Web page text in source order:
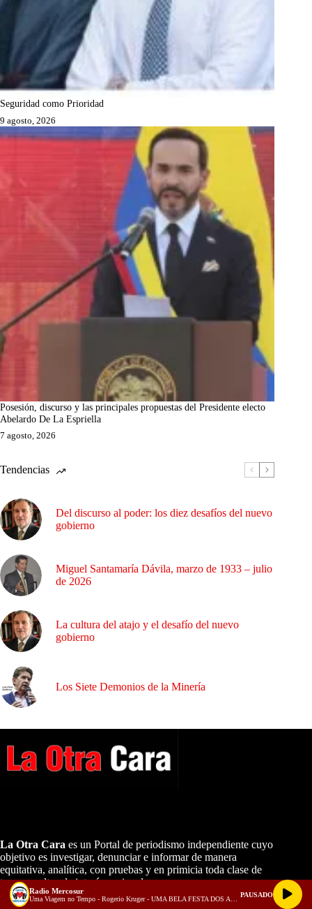
Seguridad como Prioridad
9 agosto, 2026
Posesión, discurso y las principales propuestas del Presidente electo
Abelardo De La Espriella
7 agosto, 2026
Tendencias
Del discurso al poder: los diez desafíos del nuevo
gobierno
Miguel Santamaría Dávila, marzo de 1933 – julio
de 2026
La cultura del atajo y el desafío del nuevo
gobierno
Los Siete Demonios de la Minería
La Otra Cara es un Portal de periodismo independiente cuyo
objetivo es investigar, denunciar e informar de manera
equitativa, analítica, con pruebas y en primicia toda clase de
temas ocultos de interés nacional.
Radio Mercosur PAUSADO